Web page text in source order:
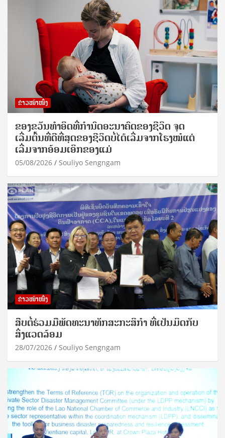
ຂ່າວໜ້າໜຶ່ງ
ຂອງຂວັນທໍາອິດທີ່ກໍານົດອະນາຄົດຂອງຊີວິດ ຈຸດ
ເລີ່ມຕົ້ນທີ່ດີທີ່ສຸດຂອງຊີວິດບໍ່ໄດ້ເລີ່ມຈາກໂຮງໝໍແຕ່
ເລີ່ມຈາກອ້ອມເອິກຂອງແມ່
05/08/2026 Souliyo Sengngam
ຂ່າວໜ້າໜຶ່ງ
ສືບຕໍ່ຮ່ວມມືພັດທະນາທັກສະກະສິກຳ ທີ່ເປັນມິດກັບ
ສິ່ງແວດລ້ອມ
28/07/2026 Souliyo Sengngam